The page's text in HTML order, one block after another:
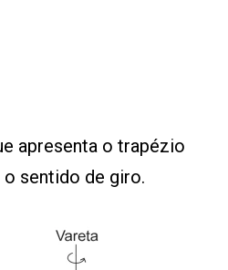
apresenta o trapézio
o sentido de giro.